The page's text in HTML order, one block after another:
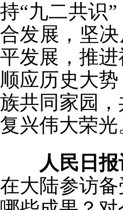
持“九二共识
合发展，坚
平发展，推
顺应历史大
族共同家园
复兴伟大荣光
人民日报
在大陆参访